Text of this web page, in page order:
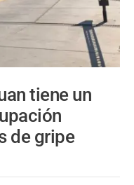
tiene un
de gripe